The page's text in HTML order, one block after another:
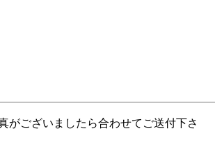
がございましたら合わせてご送付下さ